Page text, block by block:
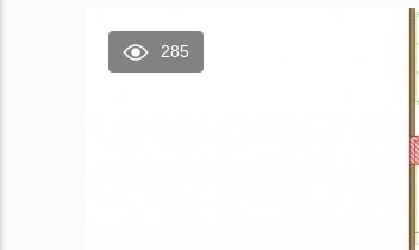
285